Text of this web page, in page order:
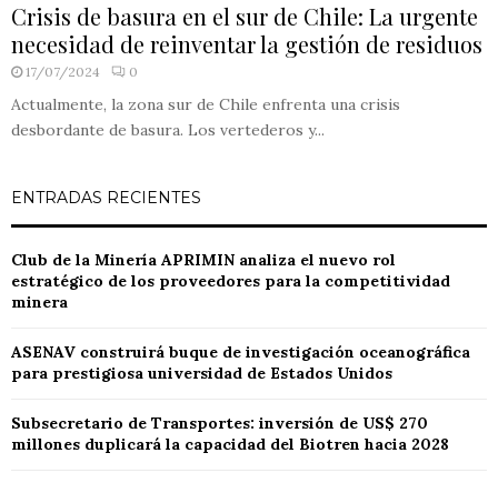
Crisis de basura en el sur de Chile: La urgente
necesidad de reinventar la gestión de residuos
17/07/2024 0
Actualmente, la zona sur de Chile enfrenta una crisis
desbordante de basura. Los vertederos y...
ENTRADAS RECIENTES
Club de la Minería APRIMIN analiza el nuevo rol
estratégico de los proveedores para la competitividad
minera
ASENAV construirá buque de investigación oceanográfica
para prestigiosa universidad de Estados Unidos
Subsecretario de Transportes: inversión de US$ 270
millones duplicará la capacidad del Biotren hacia 2028